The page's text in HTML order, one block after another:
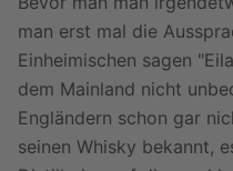
man erst mal die
Einheimischen sagen
dem Mainland nicht
Engländern schon gar
seinen Whisky bekannt,